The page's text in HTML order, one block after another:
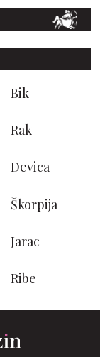
Bik
Rak
Devica
Škorpija
Jarac
Ribe